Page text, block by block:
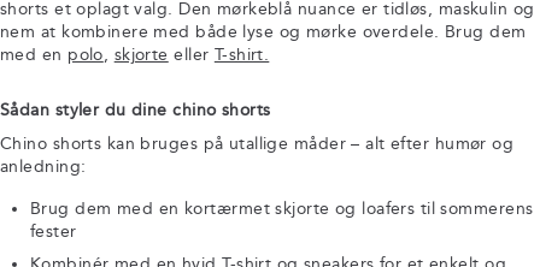
shorts et oplagt valg. Den mørkeblå nuance er tidløs, maskulin og
nem at kombinere med både lyse og mørke overdele. Brug dem
med en polo, skjorte eller T-shirt.
Sådan styler du dine chino shorts
Chino shorts kan bruges på utallige måder – alt efter humør og
anledning:
Brug dem med en kortærmet skjorte og loafers til sommerens
fester